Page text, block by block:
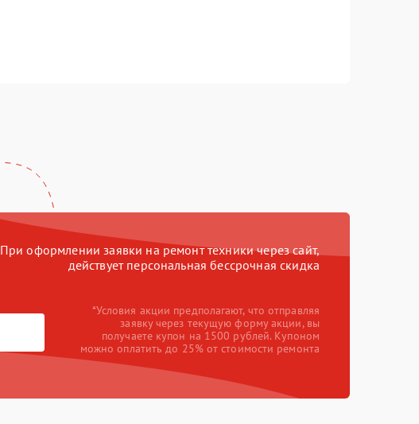
При оформлении заявки на ремонт техники через сайт,
действует персональная бессрочная скидка
*Условия акции предполагают, что отправляя
заявку через текущую форму акции, вы
получаете купон на 1500 рублей. Купоном
можно оплатить до 25% от стоимости ремонта